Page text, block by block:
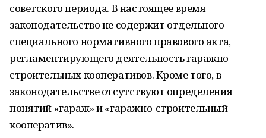
советского периода. В настоящее время
законодательство не содержит отдельного
специального нормативного правового акта,
регламентирующего деятельность гаражно-
строительных кооперативов. Кроме того, в
законодательстве отсутствуют определения
понятий «гараж» и «гаражно-строительный
кооператив».